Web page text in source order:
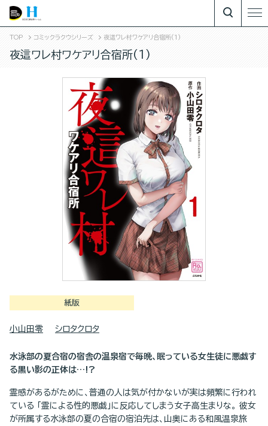
TOP コミックラクウシリーズ 夜這ワレ村ワケアリ合宿所(1)
夜這ワレ村ワケアリ合宿所(1)
紙版
小山田零 シロタクロタ
水泳部の夏合宿の宿舎の温泉宿で毎晩、眠っている女生徒に悪戯す
る黒い影の正体は…!?
霊感があるがために、普通の人は気が付かないが実は頻繁に行われ
ている 「霊による性的悪戯」に反応してしまう女子高生まりな。 彼女
が所属する水泳部の夏の合宿の宿泊先は、山奥にある和風温泉旅